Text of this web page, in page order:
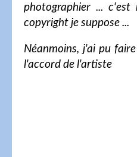
photographier ...
copyright je suppose ...
Néanmoins, j'ai pu
l'accord de l'artiste